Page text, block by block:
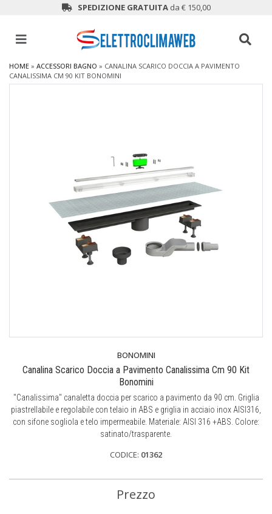
SPEDIZIONE GRATUITAda € 150,00
HOME » ACCESSORI BAGNO » CANALINA SCARICO DOCCIA A PAVIMENTO
CANALISSIMA CM 90 KIT BONOMINI
BONOMINI
Canalina Scarico Doccia a Pavimento Canalissima Cm 90 Kit
Bonomini
"Canalissima" canaletta doccia per scarico a pavimento da 90 cm. Griglia
piastrellabile e regolabile con telaio in ABS e griglia in acciaio inox AISI316,
con sifone sogliola e telo impermeabile. Materiale: AISI 316 +ABS. Colore:
satinato/trasparente.
CODICE: 01362
Prezzo